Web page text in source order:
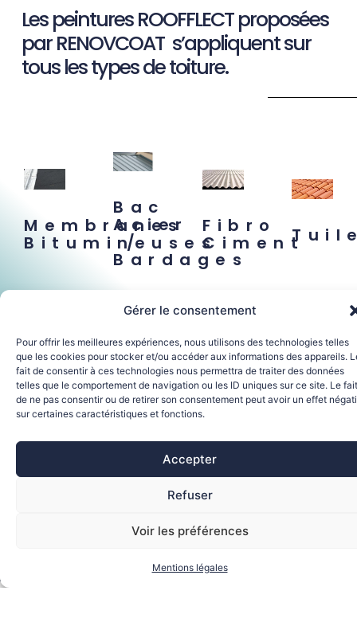
Gérer le consentement
Pour offrir les meilleures expériences, nous utilisons des technologies telles
que les cookies pour stocker et/ou accéder aux informations des appareils.
fait de consentir à ces technologies nous permettra de traiter des données
telles que le comportement de navigation ou les ID uniques sur ce site. Le fait
de ne pas consentir ou de retirer son consentement peut avoir un effet
sur certaines caractéristiques et fonctions.
Accepter
Refuser
Voir les préférences
Mentions légales
Les peintures ROOFFLECT proposées
par RENOVCOAT s’appliquent sur
tous les types de toiture.
Membranes
Bitumineuses
Bac
Acier
/
Bardages
Fibro
Ciment
+ PVC,
membranes
PU, …
Sur les supports particuliers type
EPDM, bac acier rouillé, tuiles,
nous proposons des primaires
adaptés :